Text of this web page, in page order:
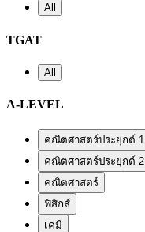
All
TGAT
All
A-LEVEL
คณิตศาสตร์ประยุกต์ 1
คณิตศาสตร์ประยุกต์ 2
คณิตศาสตร์
ฟิสิกส์
เคมี